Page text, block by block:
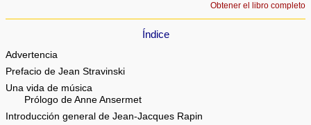
Obtener el libro completo
Índice
Advertencia
Prefacio de Jean Stravinski
Una vida de música
Prólogo de Anne Ansermet
Introducción general de Jean-Jacques Rapin